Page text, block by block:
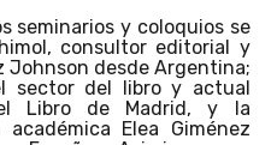
seminarios y coloquios se
consultor editorial y
Johnson desde Argentina;
sector del libro y actual
Libro de Madrid, y la
Elea Giménez